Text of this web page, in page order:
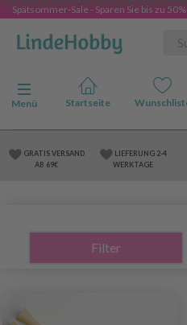
Spätsommer-Sale - Sparen Sie bis zu
Anzeige ändern
Menü
GRATIS VERSAND
AB 69€
LIEFERUNG 2-4
WERKTAGE
Filter